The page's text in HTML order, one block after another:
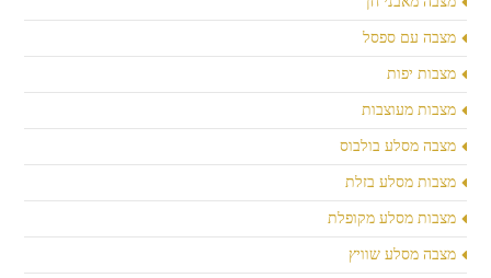
מצבה עם ספסל
מצבות יפות
מצבות מעוצבות
מצבה מסלע בולבוס
מצבות מסלע בזלת
מצבות מסלע מקופלת
מצבה מסלע שוויץ